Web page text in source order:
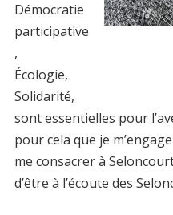
Démocratie
participative
,
Écologie,
Solidarité,
sont essentielles pour
pour cela que je
me consacrer à
d’être à l’écoute des